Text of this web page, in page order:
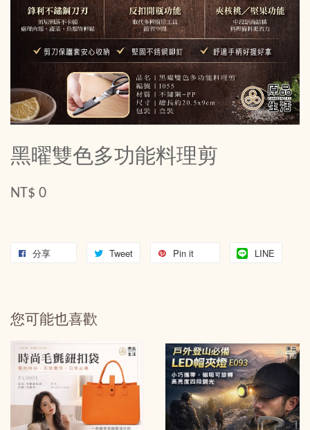
黑曜雙色多功能料理剪
NT$ 0
分享 Tweet Pin it LINE
您可能也喜歡